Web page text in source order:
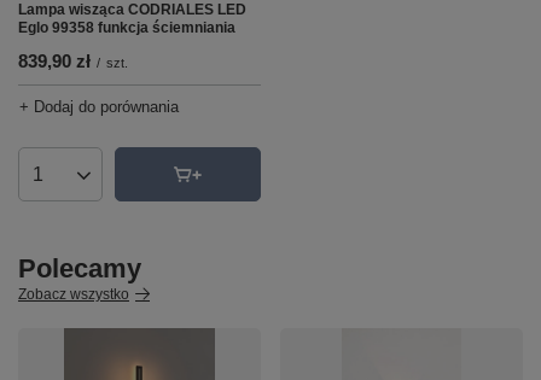
Lampa wisząca CODRIALES LED
Eglo 99358 funkcja ściemniania
839,90 zł / szt.
+ Dodaj do porównania
Ilość produktów
Polecamy
Zobacz wszystko